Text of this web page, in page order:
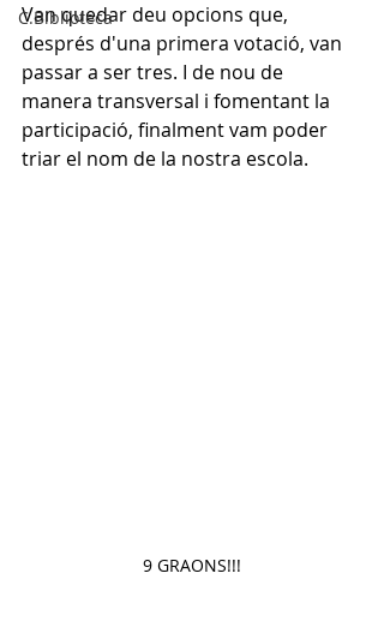
C.Biblioteca
Van quedar deu opcions que,
després d'una primera votació, van
passar a ser tres. I de nou de
manera transversal i fomentant la
participació, finalment vam poder
triar el nom de la nostra escola.
9 GRAONS!!!